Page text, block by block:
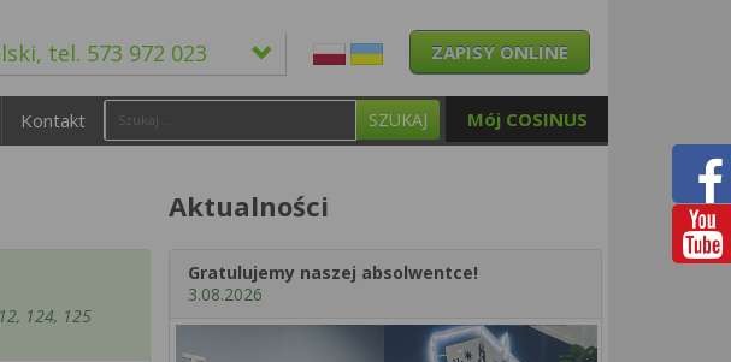
tel. 573 972 023 ZAPISY ONLINE
Mój COSINUS
Kontakt SZUKAJ
124, 125
Aktualności
Gratulujemy naszej absolwentce!
3.08.2026